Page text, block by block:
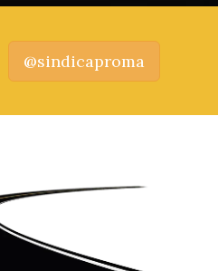
@sindicaproma